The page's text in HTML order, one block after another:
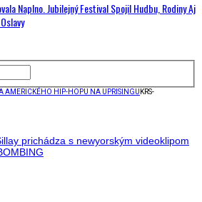
Naplno. Jubilejný Festival Spojil Hudbu, Rodiny Aj
AMERICKÉHO HIP-HOPU NA UPRISINGU KRS-